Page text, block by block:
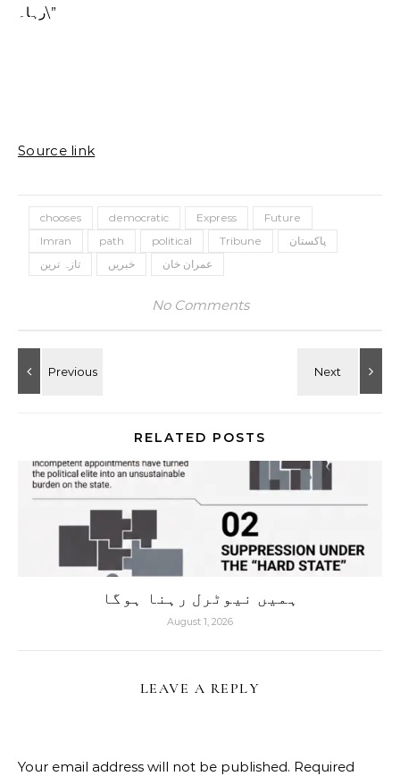
رہا۔\”
Source link
chooses democratic Express
Future
Imran
path political Tribune
پاکستان
تازہ ترین
خبریں عمران خان
No Comments
RELATED POSTS
ہمیں نیوٹرل رہنا ہوگا
August 1, 2026
LEAVE A REPLY
Your email address will not be published. Required